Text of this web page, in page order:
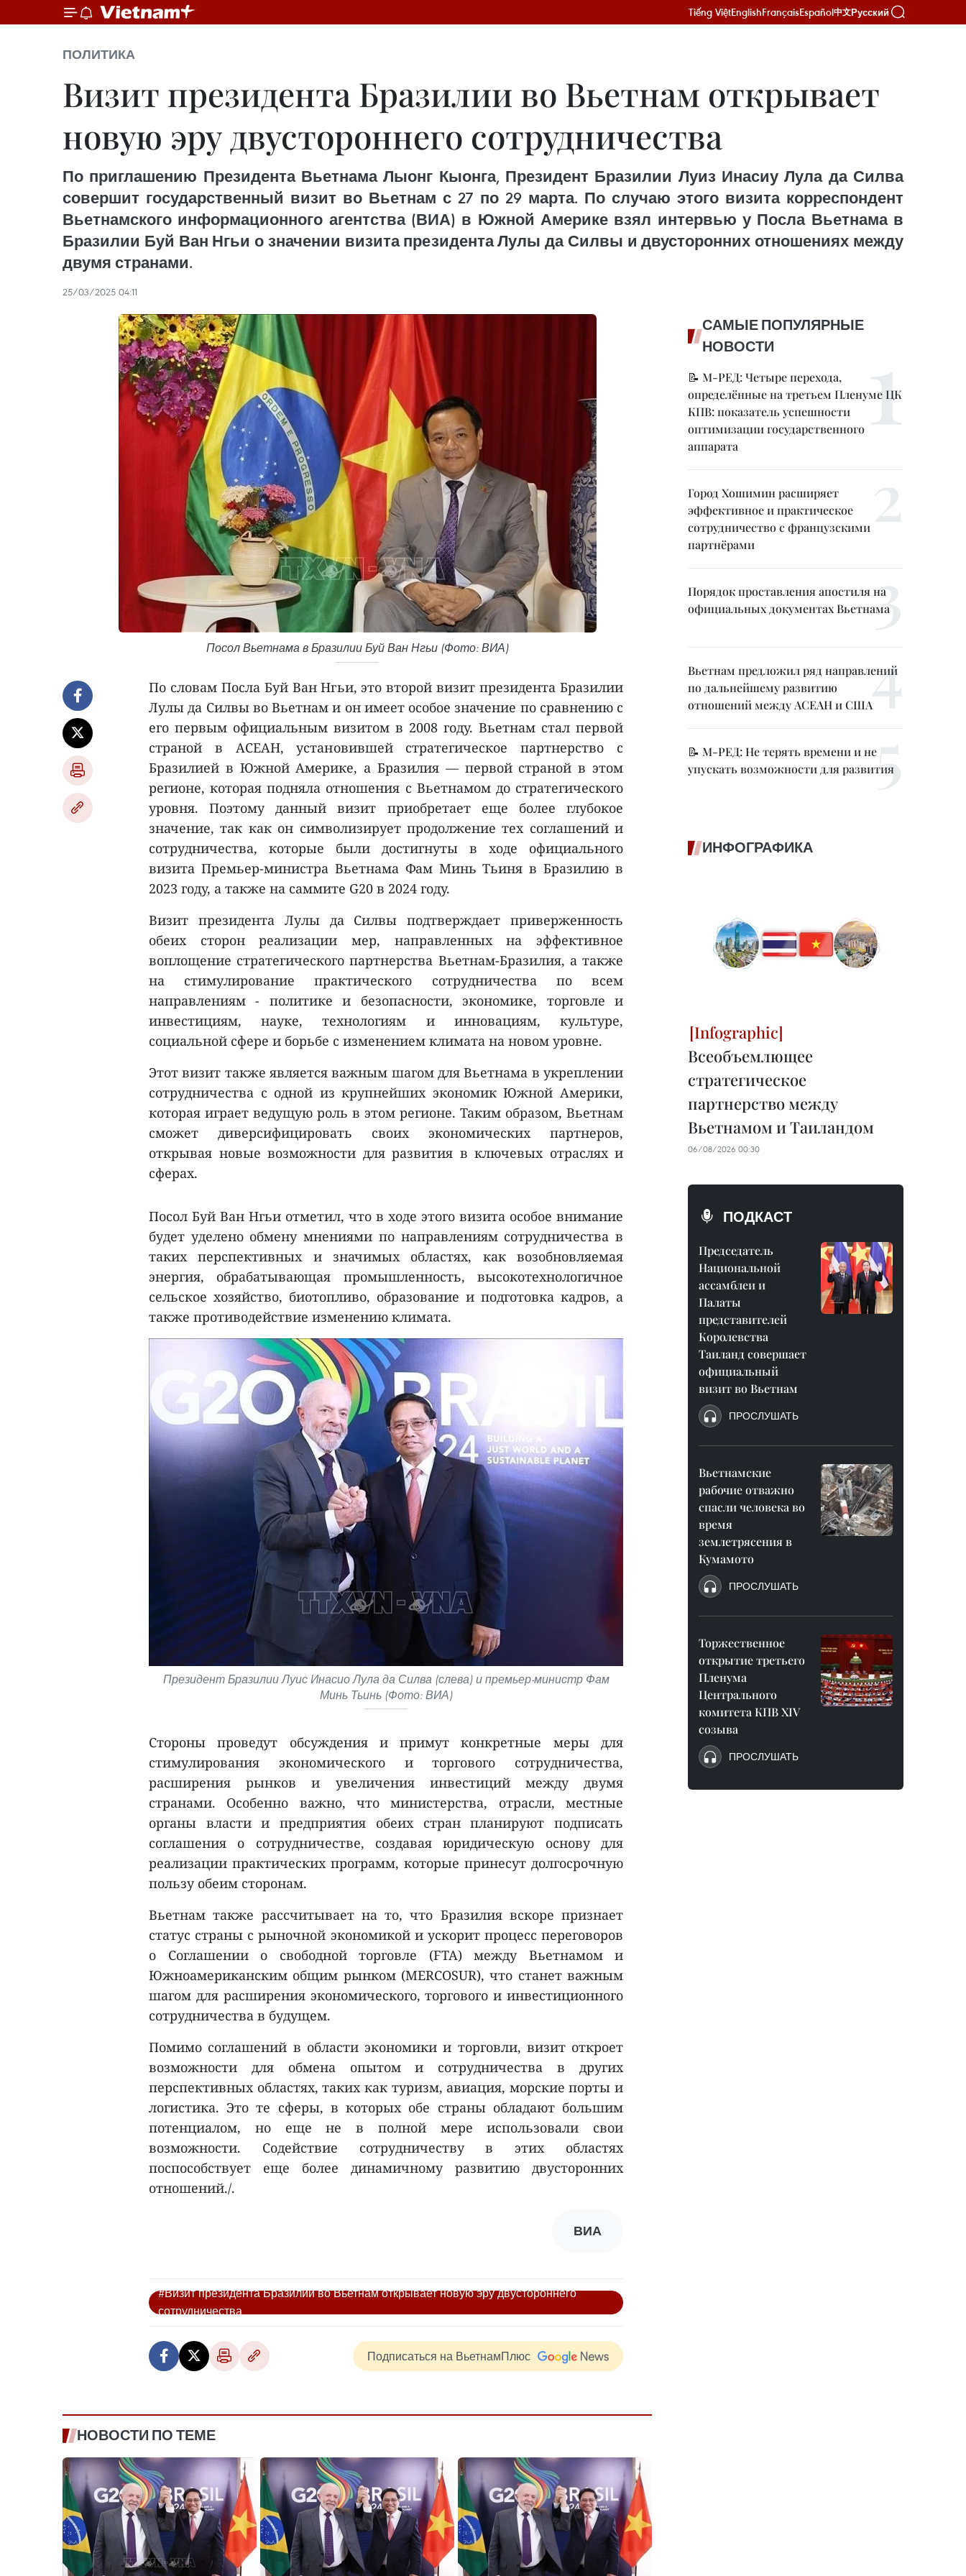
Tiếng ViệtEnglishFrançaisEspañol中文Русский
ПОЛИТИКА
Визит президента Бразилии во Вьетнам открывает
новую эру двустороннего сотрудничества
По приглашению Президента Вьетнама Лыонг Кыонга, Президент Бразилии Луиз Инасиу Лула да Силва
совершит государственный визит во Вьетнам с 27 по 29 марта. По случаю этого визита корреспондент
Вьетнамского информационного агентства (ВИА) в Южной Америке взял интервью у Посла Вьетнама в
Бразилии Буй Ван Нгьи о значении визита президента Лулы да Силвы и двусторонних отношениях между
двумя странами.
25/03/2025 04:11
Посол Вьетнама в Бразилии Буй Ван Нгьи (Фото: ВИА)
По словам Посла Буй Ван Нгьи, это второй визит президента Бразилии
Лулы да Силвы во Вьетнам и он имеет особое значение по сравнению с
его первым официальным визитом в 2008 году. Вьетнам стал первой
страной в АСЕАН, установившей стратегическое партнерство с
Бразилией в Южной Америке, а Бразилия — первой страной в этом
регионе, которая подняла отношения с Вьетнамом до стратегического
уровня. Поэтому данный визит приобретает еще более глубокое
значение, так как он символизирует продолжение тех соглашений и
сотрудничества, которые были достигнуты в ходе официального
визита Премьер-министра Вьетнама Фам Минь Тьиняв Бразилию в
2023 году, а также на саммите G20 в 2024 году.
Визит президента Лулы да Силвы подтверждает приверженность
обеих сторон реализации мер, направленных на эффективное
воплощение стратегического партнерства Вьетнам-Бразилия, а также
на стимулирование практического сотрудничества по всем
направлениям - политике и безопасности, экономике, торговле и
инвестициям, науке, технологиям и инновациям, культуре,
социальной сфере и борьбе с изменением климата на новом уровне.
Этот визит также является важным шагом для Вьетнама в укреплении
сотрудничества с одной из крупнейших экономик Южной Америки,
которая играет ведущую роль в этом регионе. Таким образом, Вьетнам
сможет диверсифицировать своих экономических партнеров,
открывая новые возможности для развития в ключевых отраслях и
сферах.
Посол Буй Ван Нгьи отметил, что в ходе этого визита особое внимание
будет уделено обмену мнениями по направлениям сотрудничества в
таких перспективных и значимых областях, как возобновляемая
энергия, обрабатывающая промышленность, высокотехнологичное
сельское хозяйство, биотопливо, образование и подготовка кадров, а
также противодействие изменению климата.
Президент Бразилии Луис Инасио Лула да Силва (слева) и премьер-министр Фам
Минь Тьинь (Фото: ВИА)
Стороны проведут обсуждения и примут конкретные меры для
стимулирования экономического и торгового сотрудничества,
расширения рынков и увеличения инвестиций между двумя
странами. Особенно важно, что министерства, отрасли, местные
органы власти и предприятия обеих стран планируют подписать
соглашения о сотрудничестве, создавая юридическую основу для
реализации практических программ, которые принесут долгосрочную
пользу обеим сторонам.
Вьетнам также рассчитывает на то, что Бразилия вскоре признает
статус страны с рыночной экономикой и ускорит процесс переговоров
о Соглашении о свободной торговле (FTA) между Вьетнамом и
Южноамериканским общим рынком (MERCOSUR), что станет важным
шагом для расширения экономического, торгового и инвестиционного
сотрудничества в будущем.
Помимо соглашений в области экономики и торговли, визит откроет
возможности для обмена опытом и сотрудничества в других
перспективных областях, таких как туризм, авиация, морские порты и
логистика. Это те сферы, в которых обе страны обладают большим
потенциалом, но еще не в полной мере использовали свои
возможности. Содействие сотрудничеству в этих областях
поспособствует еще более динамичному развитию двусторонних
отношений./.
ВИА
#Визит президента Бразилии во Вьетнам открывает новую эру двустороннего
сотрудничества
Подписаться на ВьетнамПлюс
НОВОСТИ ПО ТЕМЕ
САМЫЕ ПОПУЛЯРНЫЕ
НОВОСТИ
📝 М-РЕД: Четыре перехода,
определённые на третьем Пленуме ЦК
КПВ: показатель успешности
оптимизации государственного
аппарата
Город Хошимин расширяет
эффективное и практическое
сотрудничество с французскими
партнёрами
Порядок проставления апостиля на
официальных документах Вьетнама
Вьетнам предложил ряд направлений
по дальнейшему развитию
отношений между АСЕАН и США
📝 М-РЕД: Не терять времени и не
упускать возможности для развития
ИНФОГРАФИКА
Всеобъемлющее
стратегическое
партнерство между
Вьетнамом и Таиландом
06/08/2026 00:30
ПОДКАСТ
Председатель
Национальной
ассамблеи и
Палаты
представителей
Королевства
Таиланд совершает
официальный
визит во Вьетнам
ПРОСЛУШАТЬ
Вьетнамские
рабочие отважно
спасли человека во
время
землетрясения в
Кумамото
ПРОСЛУШАТЬ
Торжественное
открытие третьего
Пленума
Центрального
комитета КПВ XIV
созыва
ПРОСЛУШАТЬ